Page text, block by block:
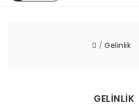
Gelinlik
GELINLIK